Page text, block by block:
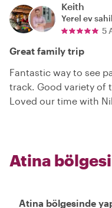
Keith
Yerel ev
5
Great family trip
Fantastic way to see
track. Good variety of
Loved our time with
Atina
Atina bölgesinde